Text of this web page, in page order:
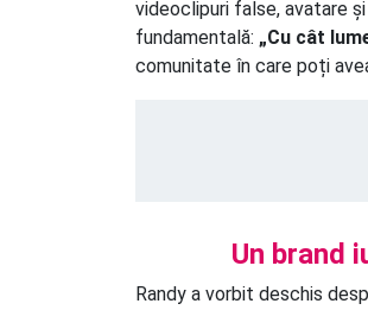
videoclipuri false, avatare
fundamentală: „Cu cât
comunitate în care poți
Un brand
Randy a vorbit deschis